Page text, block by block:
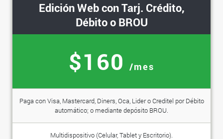
Edición Web con Tarj. Crédito,
Débito o BROU
$160 /mes
Paga con Visa, Mastercard, Diners, Oca, Lider o Creditel por Débito
automático; o mediante depósito BROU.
Multidispositivo (Celular, Tablet y Escritorio).